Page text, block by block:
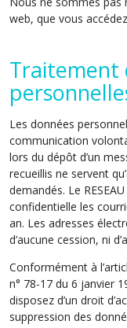
web, que vous
Traitement
Les données
communication
lors du dépôt d’un
recueillis ne servent
demandés. Le
confidentielle les
an. Les adresses
d’aucune cession, ni
Conformément à
n° 78-17 du 6 janvier
disposez d’un droit
suppression des